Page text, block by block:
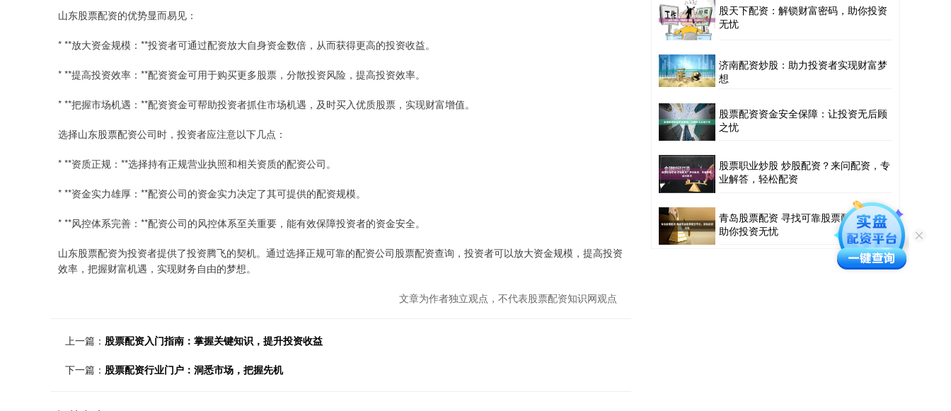
山东股票配资的优势显而易见：
* **放大资金规模：**投资者可通过配资放大自身资金数倍，从而获得更高的投资收益。
* **提高投资效率：**配资资金可用于购买更多股票，分散投资风险，提高投资效率。
* **把握市场机遇：**配资资金可帮助投资者抓住市场机遇，及时买入优质股票，实现财富增值。
选择山东股票配资公司时，投资者应注意以下几点：
* **资质正规：**选择持有正规营业执照和相关资质的配资公司。
* **资金实力雄厚：**配资公司的资金实力决定了其可提供的配资规模。
* **风控体系完善：**配资公司的风控体系至关重要，能有效保障投资者的资金安全。
山东股票配资为投资者提供了投资腾飞的契机。通过选择正规可靠的配资公司股票配资查询，投资者可以放大资金规模，提高投资
效率，把握财富机遇，实现财务自由的梦想。
文章为作者独立观点，不代表股票配资知识网观点
上一篇： 股票配资入门指南：掌握关键知识，提升投资收益
下一篇： 股票配资行业门户：洞悉市场，把握先机
股天下配资：解锁财富密码，助你投资
无忧
济南配资炒股：助力投资者实现财富梦
想
股票配资资金安全保障：让投资无后顾
之忧
股票职业炒股 炒股配资？来问配资，专
业解答，轻松配资
青岛股票配资 寻找可靠股票配资平台，
助你投资无忧